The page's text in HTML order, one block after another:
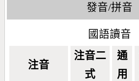
發音/拼音
國語讀音
注音
注音二
式
通
用